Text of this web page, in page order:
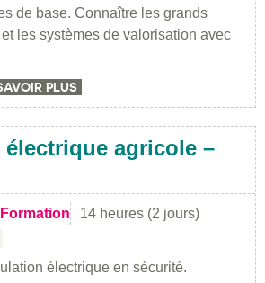
de base. Connaître les grands
les systèmes de valorisation avec
PLUS
agricole –
Formation 14 heures (2 jours)
électrique en sécurité.